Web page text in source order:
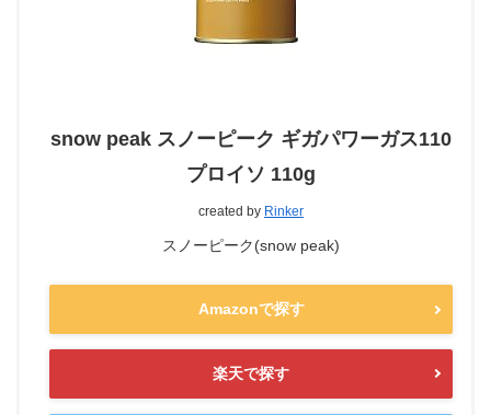
snow peak スノーピーク ギガパワーガス110
プロイソ 110g
created by Rinker
スノーピーク(snow peak)
Amazonで探す
楽天で探す